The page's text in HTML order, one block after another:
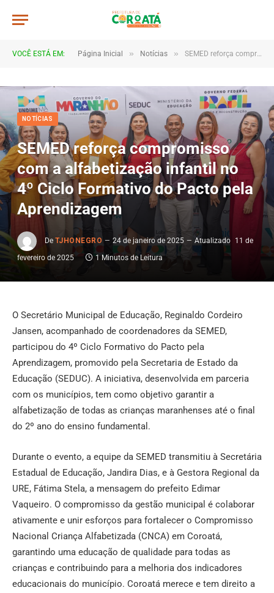
VOCÊ ESTÁ EM: Página Inicial » Notícias » SEMED reforça compromisso com a alfabetização infantil no 4º Ciclo Formativo do Pacto pela Aprendizagem
NOTÍCIAS
SEMED reforça compromisso
com a alfabetização infantil no
4º Ciclo Formativo do Pacto pela
Aprendizagem
De TJHONEGRO 24 de janeiro de 2025 Atualizado 11 de
fevereiro de 2025
1 Minutos de Leitura
O Secretário Municipal de Educação, Reginaldo Cordeiro
Jansen, acompanhado de coordenadores da SEMED,
participou do 4º Ciclo Formativo do Pacto pela
Aprendizagem, promovido pela Secretaria de Estado da
Educação (SEDUC). A iniciativa, desenvolvida em parceria
com os municípios, tem como objetivo garantir a
alfabetização de todas as crianças maranhenses até o final
do 2º ano do ensino fundamental.
Durante o evento, a equipe da SEMED transmitiu à Secretária
Estadual de Educação, Jandira Dias, e à Gestora Regional da
URE, Fátima Stela, a mensagem do prefeito Edimar
Vaqueiro. O compromisso da gestão municipal é colaborar
ativamente e unir esforços para fortalecer o Compromisso
Nacional Criança Alfabetizada (CNCA) em Coroatá,
garantindo uma educação de qualidade para todas as
crianças e contribuindo para a melhoria dos indicadores
educacionais do município. Coroatá merece e tem direito a